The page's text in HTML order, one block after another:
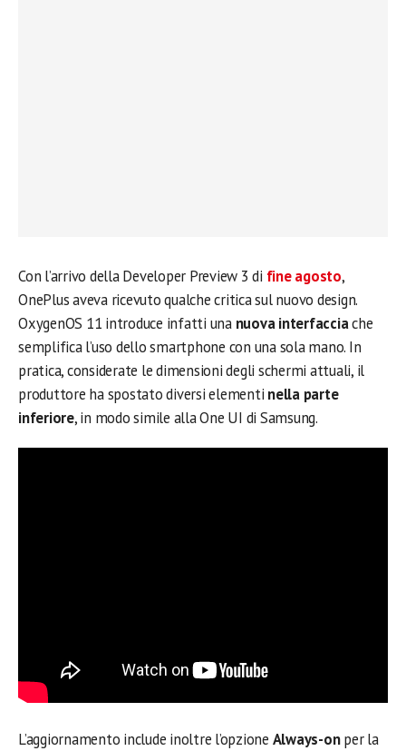
Con l’arrivo della Developer Preview 3 di fine agosto,
OnePlus aveva ricevuto qualche critica sul nuovo design.
OxygenOS 11 introduce infatti una nuova interfacciache
semplifica l’uso dello smartphone con una sola mano. In
pratica, considerate le dimensioni degli schermi attuali, il
produttore ha spostato diversi elementi nella parte
inferiore, in modo simile alla One UI di Samsung.
L’aggiornamento include inoltre l’opzione Always-onper la